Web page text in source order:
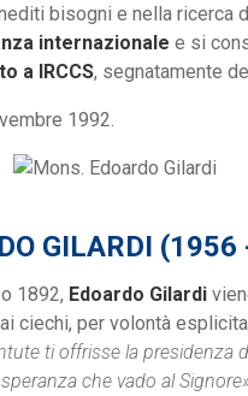
bisogni e nella ricerca
internazionale e si
a IRCCS, segnatamente
1992.
GILARDI
1892, Edoardo Gilardi
ciechi, per volontà
ti offrisse la presidenza
che vado al